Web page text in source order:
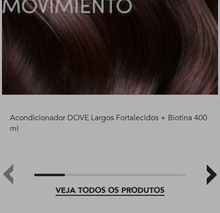
VEJA TODOS OS PRODUTOS
Acondicionador DOVE Largos Fortalecidos + Biotina 400
ml